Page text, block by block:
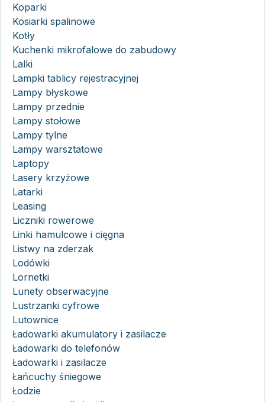
Koparki
Kosiarki spalinowe
Kotły
Kuchenki mikrofalowe do zabudowy
Lalki
Lampki tablicy rejestracyjnej
Lampy błyskowe
Lampy przednie
Lampy stołowe
Lampy tylne
Lampy warsztatowe
Laptopy
Lasery krzyżowe
Latarki
Leasing
Liczniki rowerowe
Linki hamulcowe i cięgna
Listwy na zderzak
Lodówki
Lornetki
Lunety obserwacyjne
Lustrzanki cyfrowe
Lutownice
Ładowarki akumulatory i zasilacze
Ładowarki do telefonów
Ładowarki i zasilacze
Łańcuchy śniegowe
Łodzie